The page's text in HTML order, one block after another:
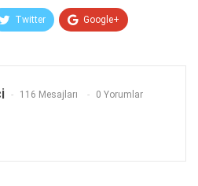
Twitter Google+
116 Mesajları 0 Yorumlar